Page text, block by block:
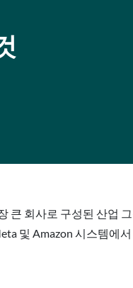
큰 회사로 구성된 산업
및 Amazon 시스템에